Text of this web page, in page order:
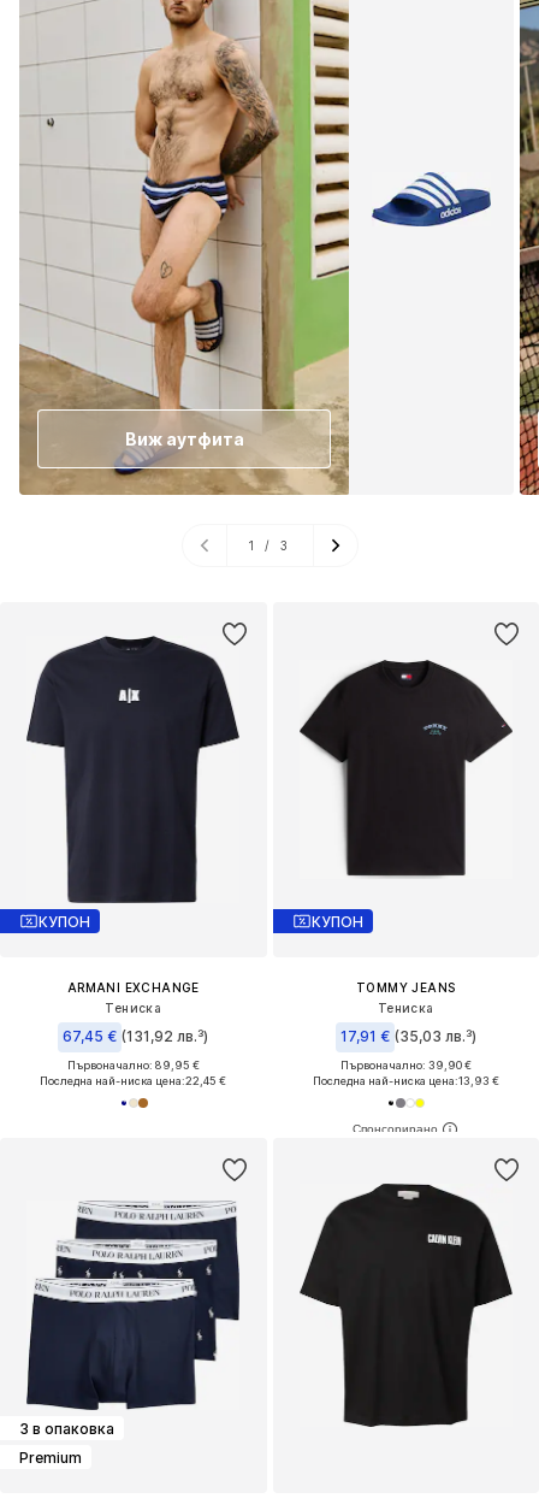
КУПОН
ARMANI EXCHANGE
Тениска
67,45 € (131,92 лв.³)
Първоначално: 89,95 €
Последна най-ниска цена:22,45 €
Виж аутфита
1 / 3
КУПОН
TOMMY JEANS
Тениска
17,91 € (35,03 лв.³)
Първоначално: 39,90 €
Последна най-ниска цена:13,93 €
3 в опаковка
Premium